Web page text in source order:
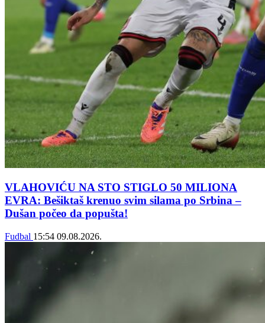
VLAHOVIĆU NA STO STIGLO 50 MILIONA
EVRA: Bešiktaš krenuo svim silama po Srbina –
Dušan počeo da popušta!
Fudbal 15:54 09.08.2026.